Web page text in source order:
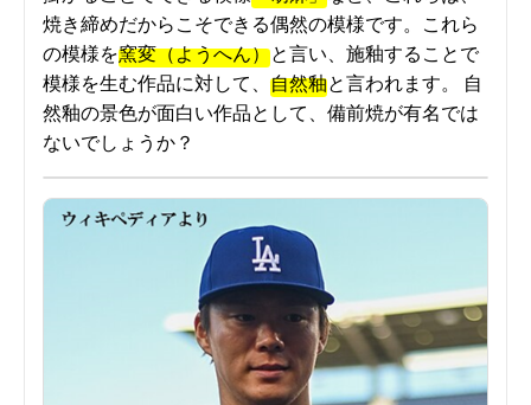
焼き締めだからこそできる偶然の模様です。これら
の模様を窯変（ようへん）と言い、施釉することで
模様を生む作品に対して、 自然釉と言われます。 自
然釉の景色が面白い作品として、備前焼が有名では
ないでしょうか？